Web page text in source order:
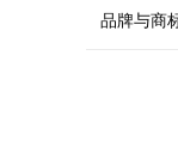
品牌与商